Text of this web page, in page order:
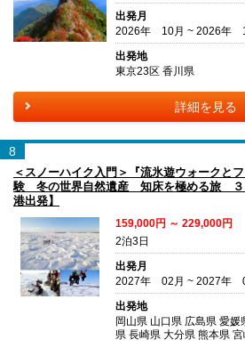
出発月
2026年 10月 ~ 2026年
出発地
東京23区 香川県
詳細を見る
8
＜スノーハイク入門＞『流氷遊ウォークと
験 冬の世界自然遺産 知床を極める旅 ３
港出発】
159,000円 ～ 229,000円
2泊3日
出発月
2027年 02月 ~ 2027年
出発地
岡山県 山口県 広島県 愛
県 長崎県 大分県 熊本県